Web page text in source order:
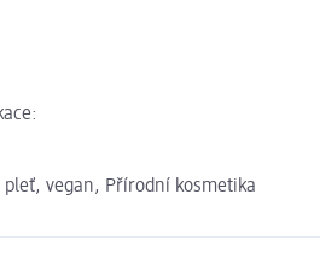
vegan, Přírodní kosmetika